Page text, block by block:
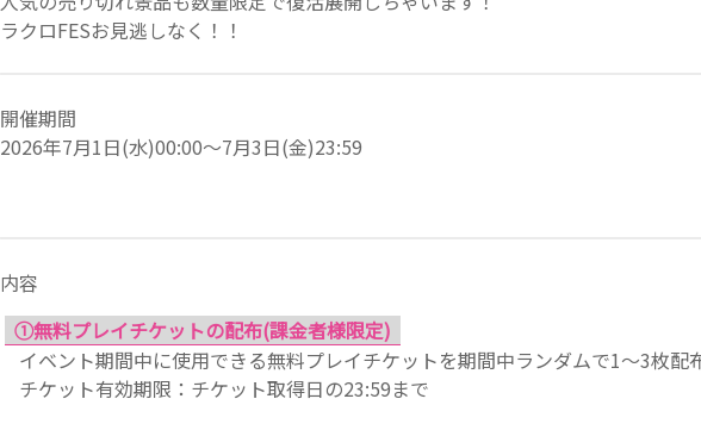
ラクロFESお見逃しなく！！
開催期間
2026年7月1日(水)00:00～7月3日(金)23:59
内容
①無料プレイチケットの配布(課金者様限定)
イベント期間中に使用できる無料プレイチケットを期間中ランダムで1～3枚配
チケット有効期限：チケット取得日の23:59まで